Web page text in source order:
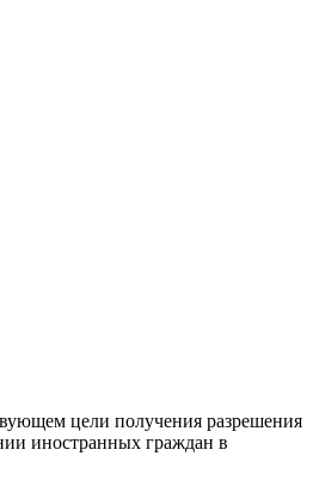
цели получения разрешения
иностранных граждан в